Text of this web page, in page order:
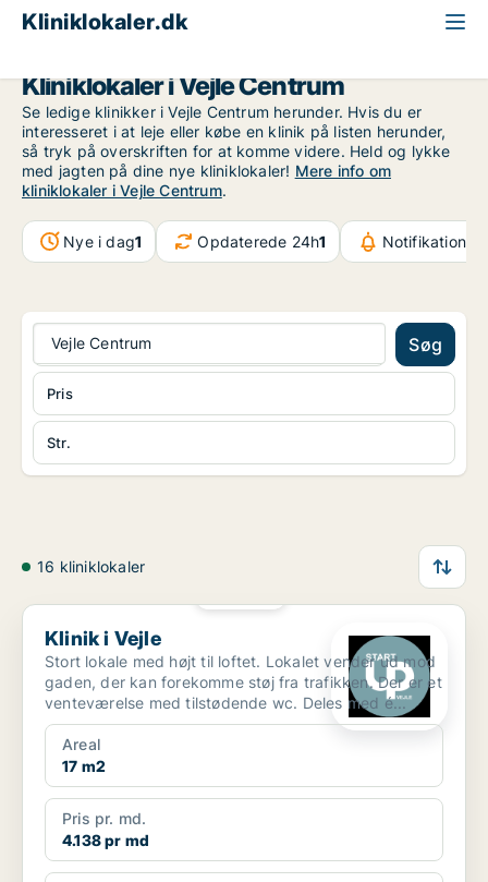
Kliniklokaler.dk
Kliniklokaler i Vejle Centrum
Se ledige klinikker i Vejle Centrum herunder. Hvis du er
interesseret i at leje eller købe en klinik på listen herunder,
så tryk på overskriften for at komme videre. Held og lykke
med jagten på dine nye kliniklokaler! Mere info om
kliniklokaler i Vejle Centrum.
Nye i dag1 Opdaterede 24h1 Notifikationer
Vejle Centrum Søg
Str.
Pris
16 kliniklokaler
Klinik i Vejle
Klinik i Vejle
Stort lokale med højt til loftet. Lokalet vender ud mod
gaden, der kan forekomme støj fra trafikken. Der er et
venteværelse med tilstødende wc. Deles med é...
Areal
17 m2
Pris pr. md.
4.138 pr md